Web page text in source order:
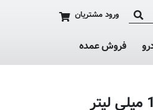
ورود مشتریان
فروش عمده